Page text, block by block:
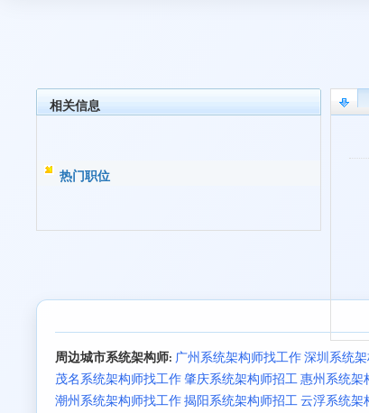
相关信息
热门职位
周边城市系统架构师: 广州系统架构师找工作深圳系统
茂名系统架构师找工作肇庆系统架构师招工 惠州系统架
潮州系统架构师找工作揭阳系统架构师招工 云浮系统架